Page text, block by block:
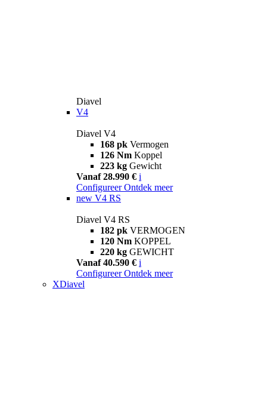
Diavel
V4
Diavel V4
168 pk Vermogen
126 Nm Koppel
223 kg Gewicht
Vanaf 28.990 € i
Configureer Ontdek meer
new V4 RS
Diavel V4 RS
182 pk VERMOGEN
120 Nm KOPPEL
220 kg GEWICHT
Vanaf 40.590 € i
Configureer Ontdek meer
XDiavel